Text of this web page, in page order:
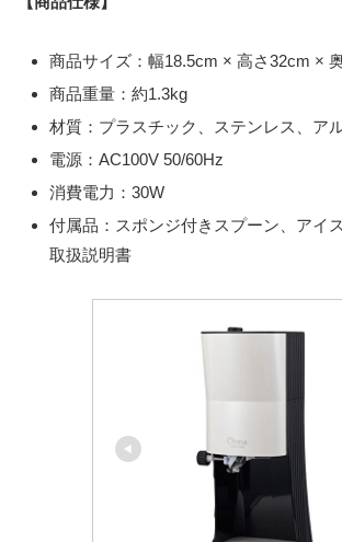
商品サイズ：幅18.5cm × 高さ32cm ×
商品重量：約1.3kg
材質：プラスチック、ステンレス、ア
電源：AC100V 50/60Hz
消費電力：30W
付属品：スポンジ付きスプーン、アイ
取扱説明書